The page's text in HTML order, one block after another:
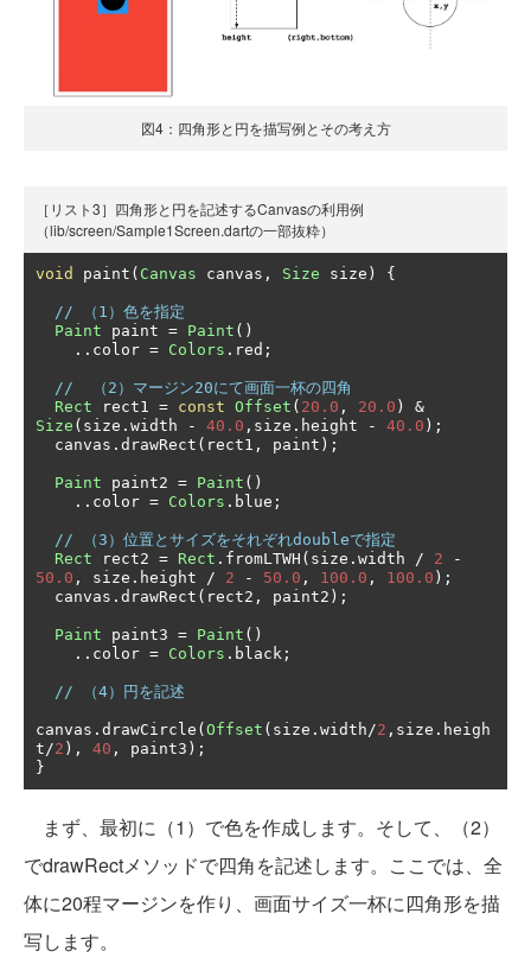
図4：四角形と円を描写例とその考え方
［リスト3］四角形と円を記述するCanvasの利用例
（lib/screen/Sample1Screen.dartの一部抜粋）
void paint ( Canvas canvas , Size size ) {
// （1）色を指定
Paint paint = Paint ()
.. color = Colors . red ;
//  （2）マージン20にて画面一杯の四角
Rect rect1 = const Offset ( 20.0 , 20.0 )
&
Size ( size . width - 40.0 , size . height - 40.0 );
  canvas
. drawRect ( rect1 , paint );
Paint paint2 = Paint ()
.. color = Colors . blue ;
// （3）位置とサイズをそれぞれdoubleで指定
Rect rect2 = Rect . fromLTWH ( size . width / 2
-
50.0 , size . height / 2 - 50.0 , 100.0 , 100.0 );
  canvas
. drawRect ( rect2 , paint2 );
Paint paint3 = Paint ()
.. color = Colors . black ;
// （4）円を記述
canvas . drawCircle ( Offset ( size . width/2 , size . heigh
t/2 ), 40 , paint3 );
}
まず、最初に（1）で色を作成します。そして、（2）
でdrawRectメソッドで四角を記述します。ここでは、全
体に20程マージンを作り、画面サイズ一杯に四角形を描
写します。